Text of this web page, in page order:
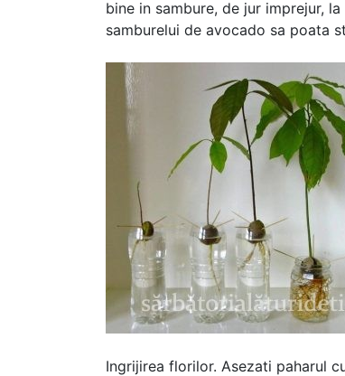
bine in sambure, de jur imprejur,
samburelui de avocado sa poata
Ingrijirea florilor. Asezati paharul